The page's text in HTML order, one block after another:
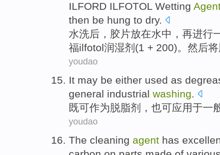
ILFORD ILFOTOL Wetting
then be hung to dry.
水洗后， 胶片放在水中 ，再进行
福ilfotol润湿剂 (1 + 200)。 然后将
youdao
It may be either used as
general industrial washing.
既可作为脱脂剂 ，也可应用于一
youdao
The cleaning agent has